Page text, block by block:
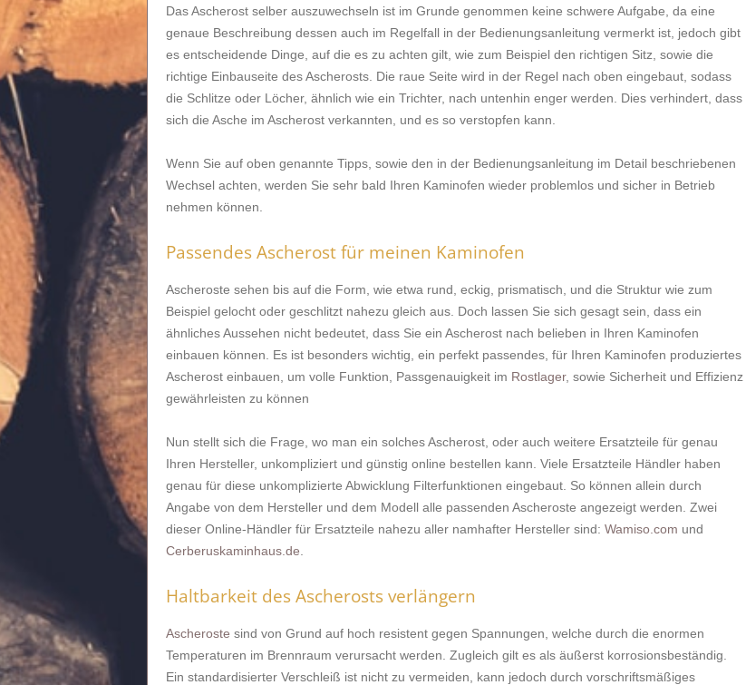
Das Ascherost selber auszuwechseln ist im Grunde genommen keine schwere Aufgabe, da eine
genaue Beschreibung dessen auch im Regelfall in der Bedienungsanleitung vermerkt ist, jedoch gibt
es entscheidende Dinge, auf die es zu achten gilt, wie zum Beispiel den richtigen Sitz, sowie die
richtige Einbauseite des Ascherosts. Die raue Seite wird in der Regel nach oben eingebaut, sodass
die Schlitze oder Löcher, ähnlich wie ein Trichter, nach untenhin enger werden. Dies verhindert, dass
sich die Asche im Ascherost verkannten, und es so verstopfen kann.
Wenn Sie auf oben genannte Tipps, sowie den in der Bedienungsanleitung im Detail beschriebenen
Wechsel achten, werden Sie sehr bald Ihren Kaminofen wieder problemlos und sicher in Betrieb
nehmen können.
Passendes Ascherost für meinen Kaminofen
Ascheroste sehen bis auf die Form, wie etwa rund, eckig, prismatisch, und die Struktur wie zum
Beispiel gelocht oder geschlitzt nahezu gleich aus. Doch lassen Sie sich gesagt sein, dass ein
ähnliches Aussehen nicht bedeutet, dass Sie ein Ascherost nach belieben in Ihren Kaminofen
einbauen können. Es ist besonders wichtig, ein perfekt passendes, für Ihren Kaminofen produziertes
Ascherost einbauen, um volle Funktion, Passgenauigkeit im Rostlager, sowie Sicherheit und Effizienz
gewährleisten zu können
Nun stellt sich die Frage, wo man ein solches Ascherost, oder auch weitere Ersatzteile für genau
Ihren Hersteller, unkompliziert und günstig online bestellen kann. Viele Ersatzteile Händler haben
genau für diese unkomplizierte Abwicklung Filterfunktionen eingebaut. So können allein durch
Angabe von dem Hersteller und dem Modell alle passenden Ascheroste angezeigt werden. Zwei
dieser Online-Händler für Ersatzteile nahezu aller namhafter Hersteller sind: Wamiso.com und
Cerberuskaminhaus.de
Haltbarkeit des Ascherosts verlängern
Ascheroste sind von Grund auf hoch resistent gegen Spannungen, welche durch die enormen
Temperaturen im Brennraum verursacht werden. Zugleich gilt es als äußerst korrosionsbeständig.
Ein standardisierter Verschleiß ist nicht zu vermeiden, kann jedoch durch vorschriftsmäßiges